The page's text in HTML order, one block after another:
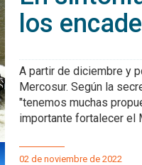
los
A partir de diciembre y
Mercosur. Según la
"tenemos muchas
importante fortalecer el
02 de noviembre de 2022